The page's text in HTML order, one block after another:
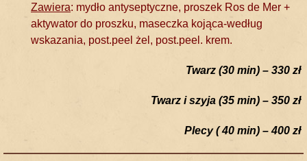
Zawiera: mydło antyseptyczne, proszek Ros de Mer +
aktywator do proszku, maseczka kojąca-według
wskazania, post.peel żel, post.peel. krem.
Twarz (30 min) – 330 zł
Twarz i szyja (35 min) – 350 zł
Plecy ( 40 min) – 400 zł